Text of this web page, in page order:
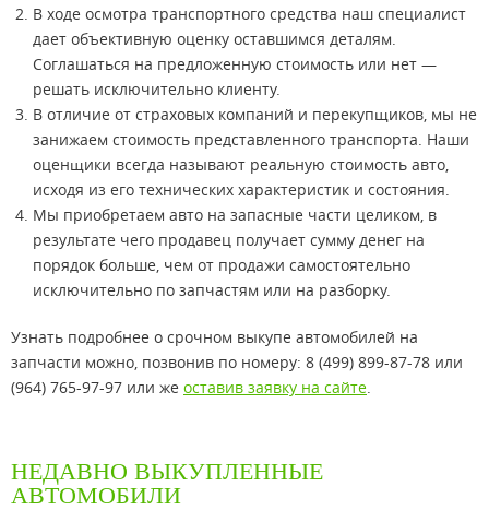
В ходе осмотра транспортного средства наш специалист
дает объективную оценку оставшимся деталям.
Соглашаться на предложенную стоимость или нет —
решать исключительно клиенту.
В отличие от страховых компаний и перекупщиков, мы не
занижаем стоимость представленного транспорта. Наши
оценщики всегда называют реальную стоимость авто,
исходя из его технических характеристик и состояния.
Мы приобретаем авто на запасные части целиком, в
результате чего продавец получает сумму денег на
порядок больше, чем от продажи самостоятельно
исключительно по запчастям или на разборку.
Узнать подробнее о срочном выкупе автомобилей на
запчасти можно, позвонив по номеру: 8 (499) 899-87-78 или
(964) 765-97-97 или же оставив заявку на сайте.
НЕДАВНО ВЫКУПЛЕННЫЕ
АВТОМОБИЛИ